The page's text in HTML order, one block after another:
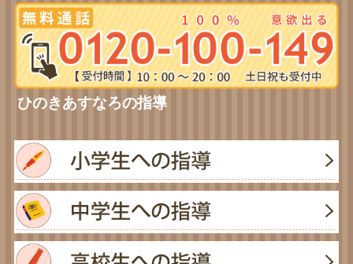
ひのきあすなろの指導